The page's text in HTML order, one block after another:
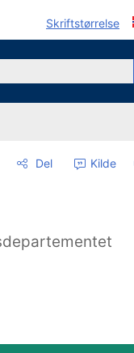
Skriftstørrelse
Del Kilde